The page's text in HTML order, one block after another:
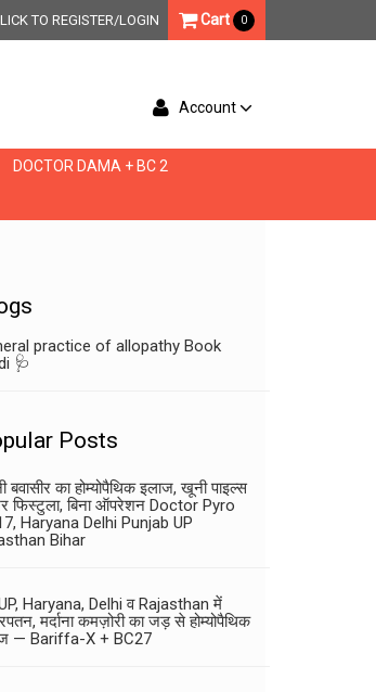
TO REGISTER/LOGIN Cart 0
Account
DOCTOR DAMA + BC 2
practice of allopathy Book
🩺
Posts
बवासीर का होम्योपैथिक इलाज, खूनी पाइल्स
फिस्टुला, बिना ऑपरेशन Doctor Pyro
Haryana Delhi Punjab UP
Bihar
Haryana, Delhi व Rajasthan में
मर्दाना कमज़ोरी का जड़ से होम्योपैथिक
— Bariffa-X + BC27